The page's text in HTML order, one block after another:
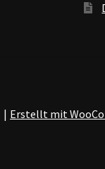
Erstellt mit